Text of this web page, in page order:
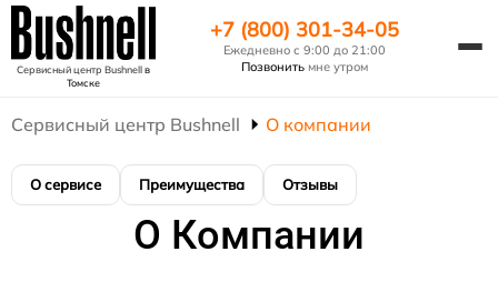
Сервисный центр Bushnellв
Томске
+7 (800) 301-34-05
Ежедневно с 9:00 до 21:00
Позвонить мне утром
Сервисный центр Bushnell О компании
О сервисе Преимущества Отзывы
О Компании